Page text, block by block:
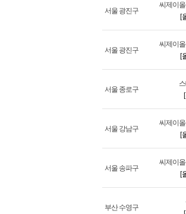
서울 광진구
씨제이
[
서울 광진구
씨제이
[
서울 종로구
서울 강남구
씨제이
[
서울 송파구
씨제이
[
부산 수영구